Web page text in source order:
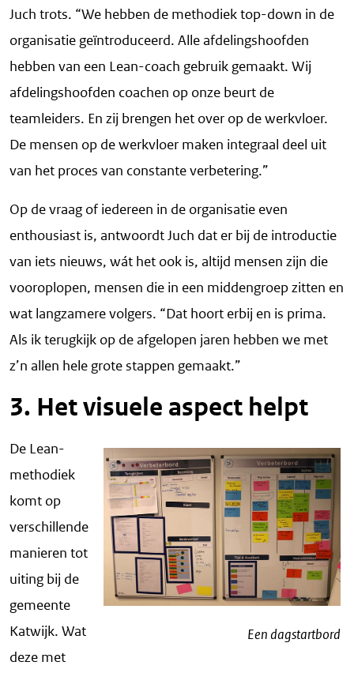
Juch trots. “We hebben de methodiek top-down in de
organisatie geïntroduceerd. Alle afdelingshoofden
hebben van een Lean-coach gebruik gemaakt. Wij
afdelingshoofden coachen op onze beurt de
teamleiders. En zij brengen het over op de werkvloer.
De mensen op de werkvloer maken integraal deel uit
van het proces van constante verbetering.”
Op de vraag of iedereen in de organisatie even
enthousiast is, antwoordt Juch dat er bij de introductie
van iets nieuws, wát het ook is, altijd mensen zijn die
vooroplopen, mensen die in een middengroep zitten en
wat langzamere volgers. “Dat hoort erbij en is prima.
Als ik terugkijk op de afgelopen jaren hebben we met
z’n allen hele grote stappen gemaakt.”
3. Het visuele aspect helpt
Een dagstartbord
De Lean-
methodiek
komt op
verschillende
manieren tot
uiting bij de
gemeente
Katwijk. Wat
deze met